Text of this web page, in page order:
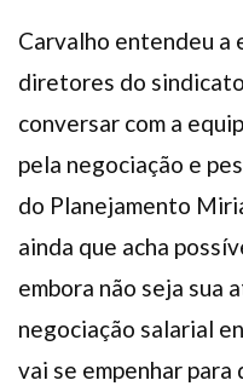
Carvalho entendeu a
diretores do
conversar com a
pela negociação e
do Planejamento
ainda que acha
embora não seja sua
negociação salarial
vai se empenhar para